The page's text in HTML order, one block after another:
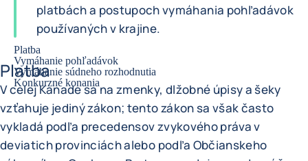
platbách a postupoch vymáhania pohľadávok
používaných v krajine.
Platba
Vymáhanie pohľadávok
Vymáhanie súdneho rozhodnutia
Konkurzné konania
Platba
V celej Kanade sa na zmenky, dlžobné úpisy a šeky
vzťahuje jediný zákon; tento zákon sa však často
vykladá podľa precedensov zvykového práva v
deviatich provinciách alebo podľa Občianskeho